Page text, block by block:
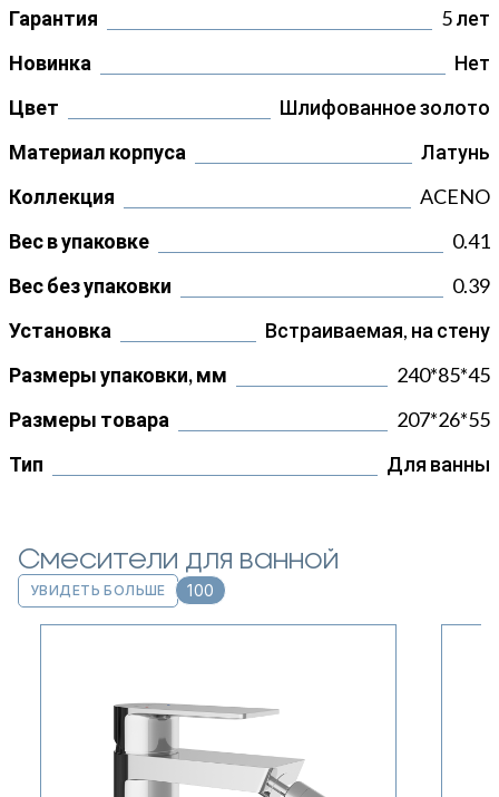
Гарантия
5 лет
Новинка
Нет
Цвет
Шлифованное золото
Материал корпуса
Латунь
Коллекция
ACENO
Вес в упаковке
0.41
Вес без упаковки
0.39
Установка
Встраиваемая, на стену
Размеры упаковки, мм
240*85*45
Размеры товара
207*26*55
Тип
Для ванны
Смесители для ванной
УВИДЕТЬ БОЛЬШЕ 100